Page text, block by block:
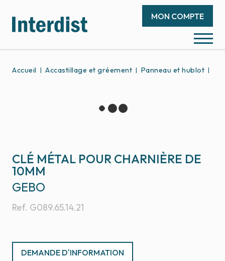
MON COMPTE
Accueil Accastillage et gréement Panneau et hublot
CLÉ MÉTAL POUR CHARNIÈRE DE
10MM
Ref. G089.65.14.21
GEBO
DEMANDE D'INFORMATION